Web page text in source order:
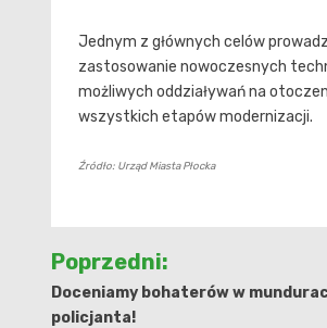
Jednym z głównych celów
zastosowanie nowoczesnych
możliwych oddziaływań na
wszystkich etapów modernizacji.
Źródło: Urząd Miasta Płocka
Nawigacja
wpisu
Poprzedni:
Doceniamy bohaterów w
policjanta!